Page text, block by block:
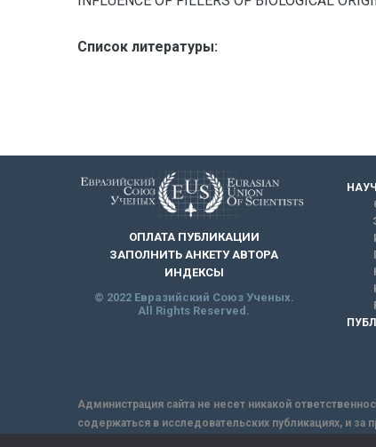
Список литературы:
ОПЛАТА ПУБЛИКАЦИИ
ЗАПОЛНИТЬ АНКЕТУ АВТОРА
ИНДЕКСЫ
© 2022 Евразийский Союз Ученых.
All Rights Reserved.
Администрация сайта не несет никакой
содержаться в исследовательских публикациях, и